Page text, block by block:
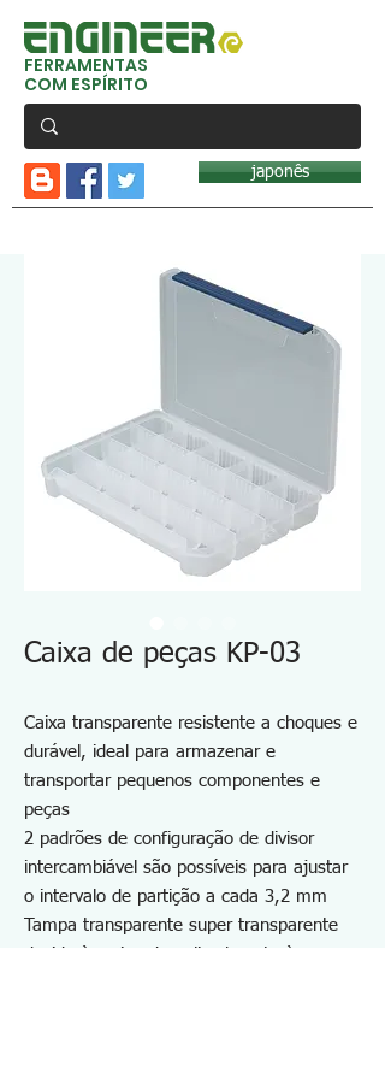
FERRAMENTAS
COM ESPÍRITO
japonês
Caixa de peças KP-03
Caixa transparente resistente a choques e
durável, ideal para armazenar e
transportar pequenos componentes e
peças
2 padrões de configuração de divisor
intercambiável são possíveis para ajustar
o intervalo de partição a cada 3,2 mm
Tampa transparente super transparente